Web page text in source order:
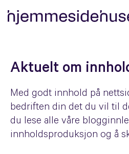
Aktuelt om
Med godt innhold på
bedriften din det du vil til
du lese alle våre
innholdsproduksjon og å